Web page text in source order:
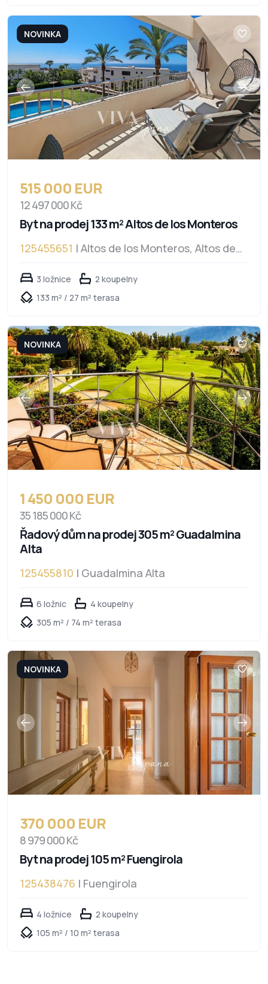
NOVINKA
515 000 EUR
12 497 000 Kč
Byt na prodej 133 m² Altos de los Monteros
125455651 | Altos de los Monteros, Altos de
3 ložnice
2 koupelny
133 m² / 27 m² terasa
NOVINKA
1 450 000 EUR
35 185 000 Kč
Řadový dům na prodej 305 m² Guadalmina
Alta
125455810 | Guadalmina Alta
6 ložnic
4 koupelny
305 m² / 74 m² terasa
NOVINKA
370 000 EUR
8 979 000 Kč
Byt na prodej 105 m² Fuengirola
125438476 | Fuengirola
4 ložnice
2 koupelny
105 m² / 10 m² terasa